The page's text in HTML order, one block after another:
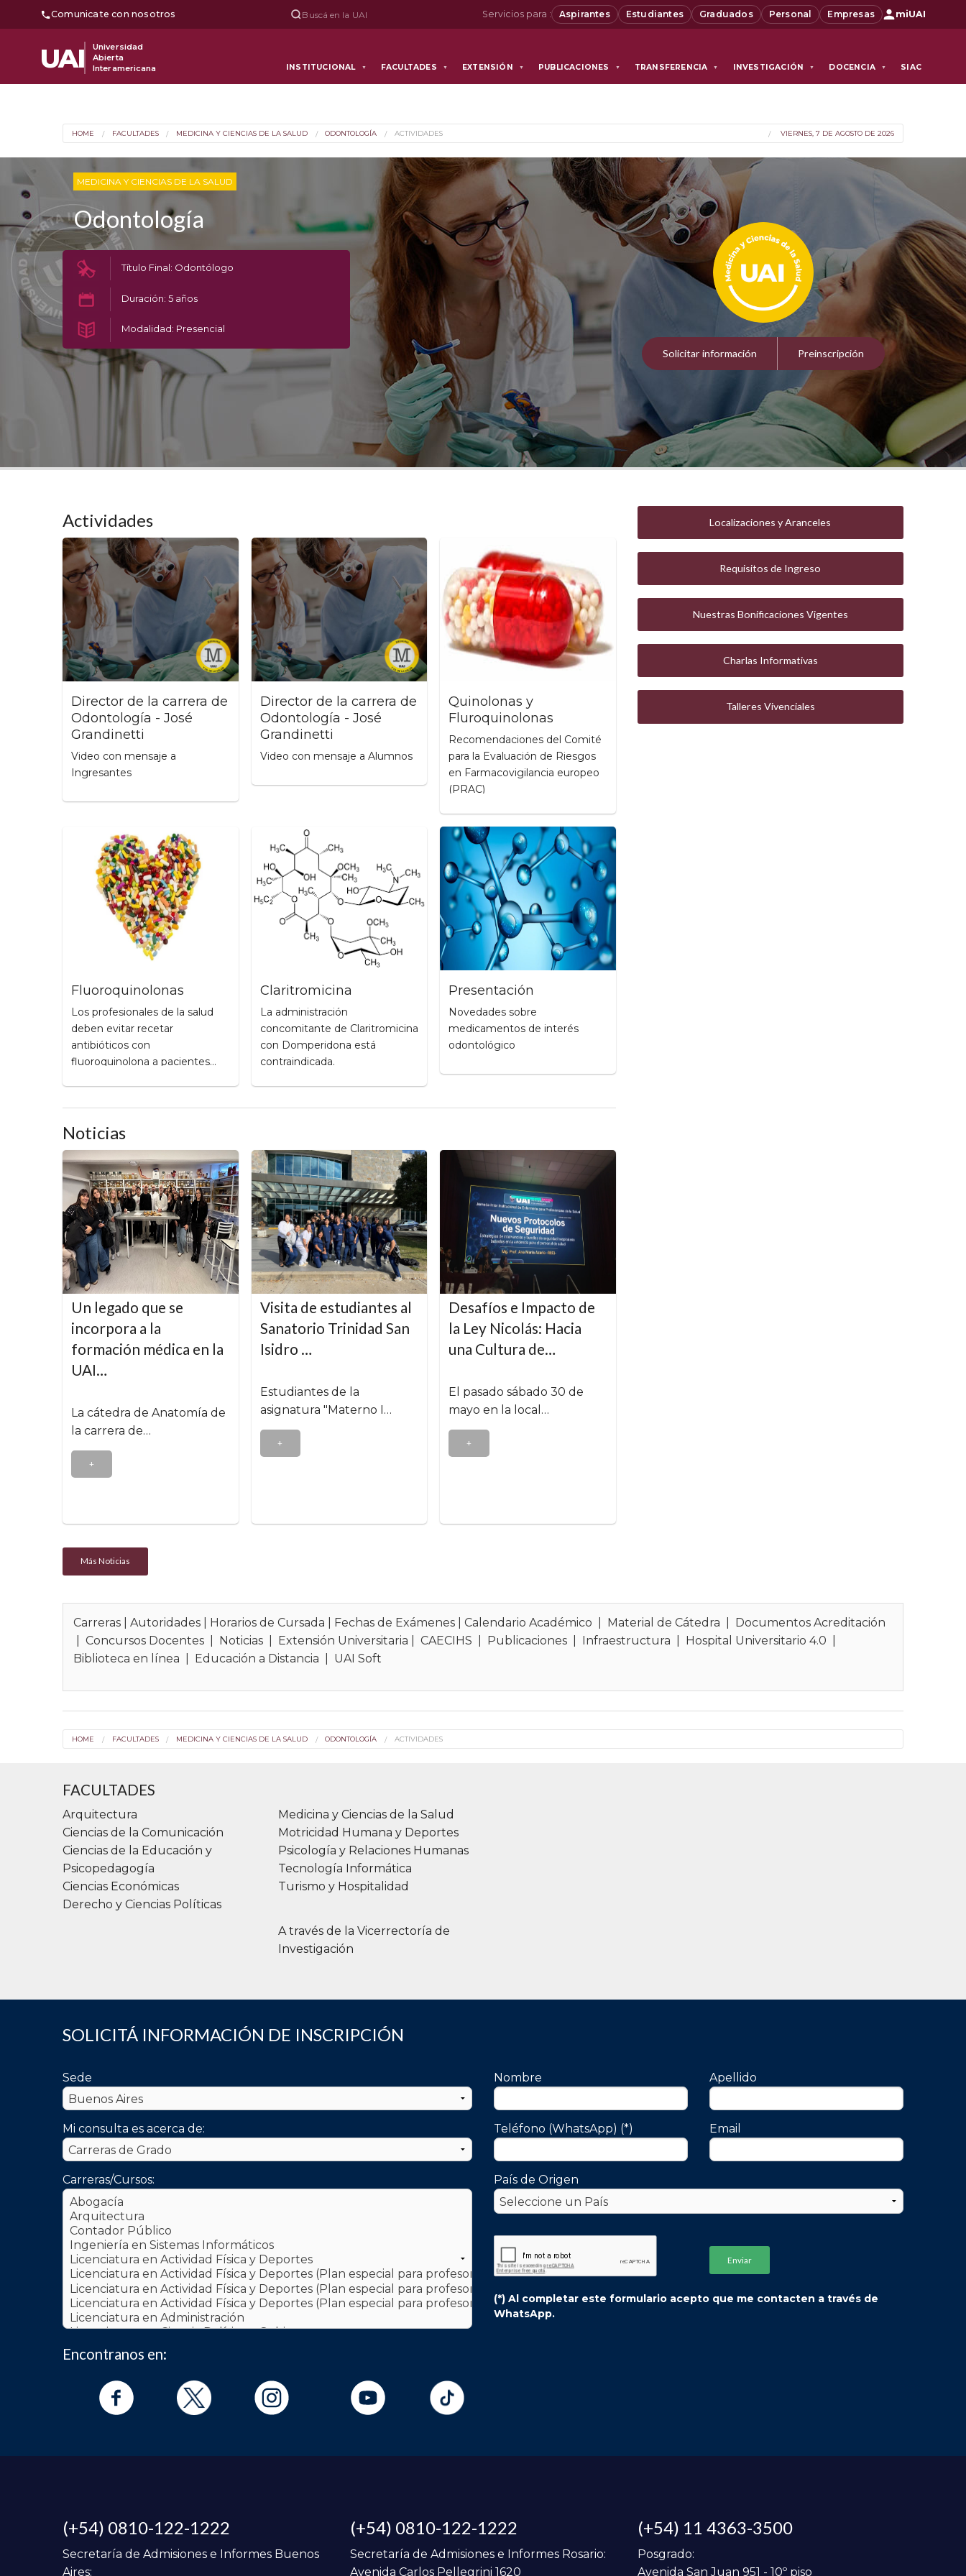
Comunicate con nosotros Buscá en la UAI Servicios para : Aspirantes Estudiantes Graduados Personal Empresas miUAI
UAI
Universidad
Abierta
Interamericana
INSTITUCIONAL ▼ FACULTADES ▼ EXTENSIÓN ▼ PUBLICACIONES ▼ TRANSFERENCIA ▼ INVESTIGACIÓN ▼ DOCENCIA ▼ SIAC
HOME FACULTADES MEDICINA Y CIENCIAS DE LA SALUD ODONTOLOGÍA ACTIVIDADES VIERNES, 7 DE AGOSTO DE 2026
MEDICINA Y CIENCIAS DE LA SALUD
Odontología
Título Final: Odontólogo
Duración: 5 años
Modalidad: Presencial
Solicitar información Preinscripción
Localizaciones y Aranceles
Requisitos de Ingreso
Nuestras Bonificaciones Vigentes
Charlas Informativas
Talleres Vivenciales
Actividades
Director de la carrera de
Odontología - José
Grandinetti
Video con mensaje a
Ingresantes
Director de la carrera de
Odontología - José
Grandinetti
Video con mensaje a Alumnos
Quinolonas y
Fluroquinolonas
Recomendaciones del Comité
para la Evaluación de Riesgos
en Farmacovigilancia europeo
(PRAC)
Fluoroquinolonas
Los profesionales de la salud
deben evitar recetar
antibióticos con
fluoroquinolona a pacientes
de sufrir un aneurisma aórtico
Claritromicina
La administración
concomitante de Claritromicina
con Domperidona está
contraindicada.
Presentación
Novedades sobre
medicamentos de interés
odontológico
Noticias
Un legado que se
incorpora a la
formación médica en la
UAI…
La cátedra de Anatomía de
la carrera de…
+
Visita de estudiantes al
Sanatorio Trinidad San
Isidro …
Estudiantes de la
asignatura "Materno I…
+
Desafíos e Impacto de
la Ley Nicolás: Hacia
una Cultura de…
El pasado sábado 30 de
mayo en la local…
+
Más Noticias
Carreras |Autoridades Horarios de Cursada Fechas de Exámenes |Calendario Académico Material de Cátedra
Documentos Acreditación
|Concursos Docentes Noticias Extensión Universitaria |CAECIHS Publicaciones Infraestructura Hospital Universitario 4.0
Biblioteca en línea
Educación a Distancia UAI Soft
HOME FACULTADES MEDICINA Y CIENCIAS DE LA SALUD ODONTOLOGÍA ACTIVIDADES
FACULTADES
Arquitectura
Ciencias de la Comunicación
Ciencias de la Educación y
Psicopedagogía
Ciencias Económicas
Derecho y Ciencias Políticas
Medicina y Ciencias de la Salud
Motricidad Humana y Deportes
Psicología y Relaciones Humanas
Tecnología Informática
Turismo y Hospitalidad
A través de la Vicerrectoría de
Investigación
SOLICITÁ INFORMACIÓN DE INSCRIPCIÓN
Sede
Mi consulta es acerca de:
Carreras/Cursos:
Nombre Apellido
Teléfono (WhatsApp) (*) Email
País de Origen
(*) Al completar este formulario acepto que me contacten a través de
WhatsApp.
Encontranos en:
(+54) 0810-122-1222
Secretaría de Admisiones e Informes Buenos
Aires:
(+54) 0810-122-1222
Secretaría de Admisiones e Informes Rosario:
Avenida Carlos Pellegrini 1620
(+54) 11 4363-3500
Posgrado:
Avenida San Juan 951 - 10º piso